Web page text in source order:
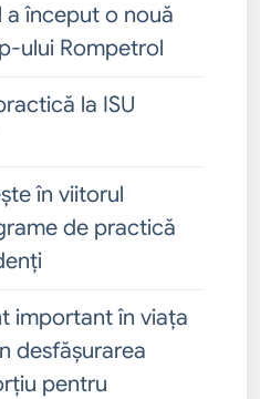
început o nouă
ului Rompetrol
la ISU
în viitorul
de practică
important în viața
desfășurarea
pentru